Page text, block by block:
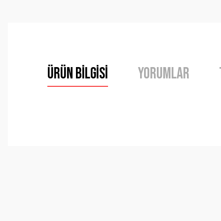
Ürün Bilgisi Yorumlar